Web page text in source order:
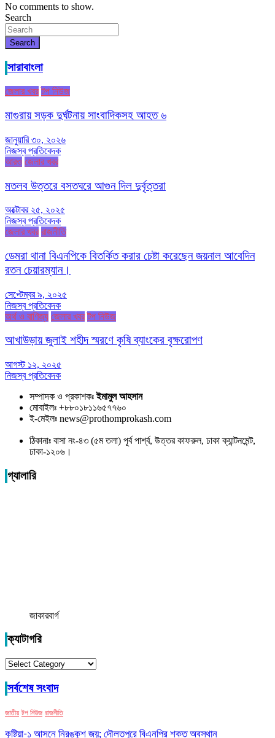
No comments to show.
Search
Search
সারাবাংলা
জেলার খবর টপ নিউজ
মাগুরায় সড়ক দুর্ঘটনায় সাংবাদিকসহ আহত ৬
জানুয়ারি ৩০, ২০২৬
নিজস্ব প্রতিবেদক
আরও জেলার খবর
মতলব উত্তরে বসতঘরে আগুন দিল দুর্বৃত্তরা
অক্টোবর ২৫, ২০২৫
নিজস্ব প্রতিবেদক
জেলার খবর রাজনীতি
ডেমরা থানা বিএনপিকে বিতর্কিত করার চেষ্টা করেছেন জয়নাল আবেদিন
রতন চেয়ারম্যান।
সেপ্টেম্বর ৯, ২০২৫
নিজস্ব প্রতিবেদক
অর্থ ও বাণিজ্য জেলার খবর টপ নিউজ
আখাউড়ায় জুলাই শহীদ স্মরণে কৃষি ব্যাংকের বৃক্ষরোপণ
আগস্ট ১২, ২০২৫
নিজস্ব প্রতিবেদক
সম্পাদক ও প্রকাশকঃইমামুল আহসান
মোবাইলঃ +৮৮০১৮১১৬৫৭৭৬০
ই-মেইলঃ news@prothomprokash.com
ঠিকানাঃ বাসা নং-৪৩ (৫ম তলা) পূর্ব পার্শ্ব, উত্তর কাফরুল, ঢাকা ক্যান্টনমেন্ট,
ঢাকা-১২০৬।
গ্যালারি
জাকারবার্গ
ক্যাটাগরি
ক্যাটাগরি
সর্বশেষ সংবাদ
জাতীয় টপ নিউজ রাজনীতি
কুষ্টিয়া-১ আসনে নিরঙ্কুশ জয়; দৌলতপুরে বিএনপির শক্ত অবস্থান